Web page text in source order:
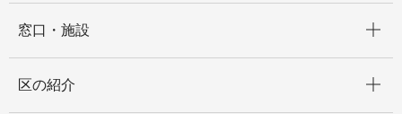
窓口・施設
区の紹介